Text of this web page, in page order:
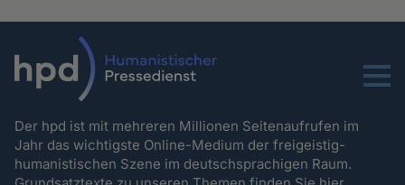
Menu
Der hpd ist mit mehreren Millionen Seitenaufrufen im
Jahr das wichtigste Online-Medium der freigeistig-
humanistischen Szene im deutschsprachigen Raum.